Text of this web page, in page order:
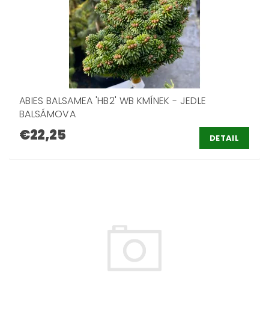
ABIES BALSAMEA 'HB2' WB KMÍNEK - JEDLE
BALSÁMOVA
€22,25 DETAIL